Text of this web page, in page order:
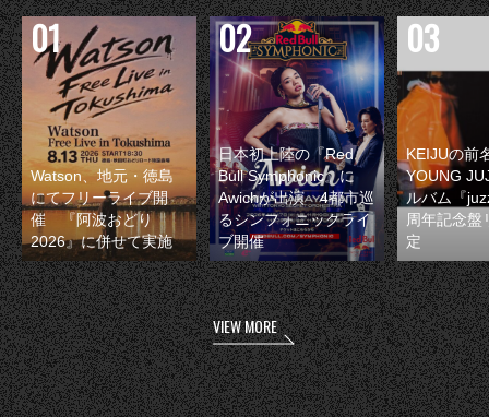
Watson、地元・徳島
にてフリーライブ開
催 『阿波おどり
2026』に併せて実施
日本初上陸の『Red
Bull Symphonic』に
Awichが出演 4都市巡
るシンフォニックライ
ブ開催
KEIJUの前
YOUNG
ルバム『
周年記念盤
定
VIEW MORE